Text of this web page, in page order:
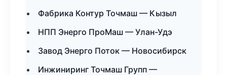
Фабрика Контур Точмаш — Кызыл
НПП Энерго ПроМаш — Улан-Удэ
Завод Энерго Поток — Новосибирск
Инжиниринг Точмаш Групп —